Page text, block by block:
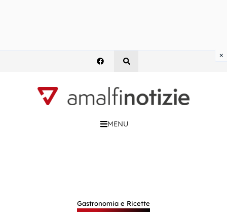
MENU
Gastronomia e Ricette
×